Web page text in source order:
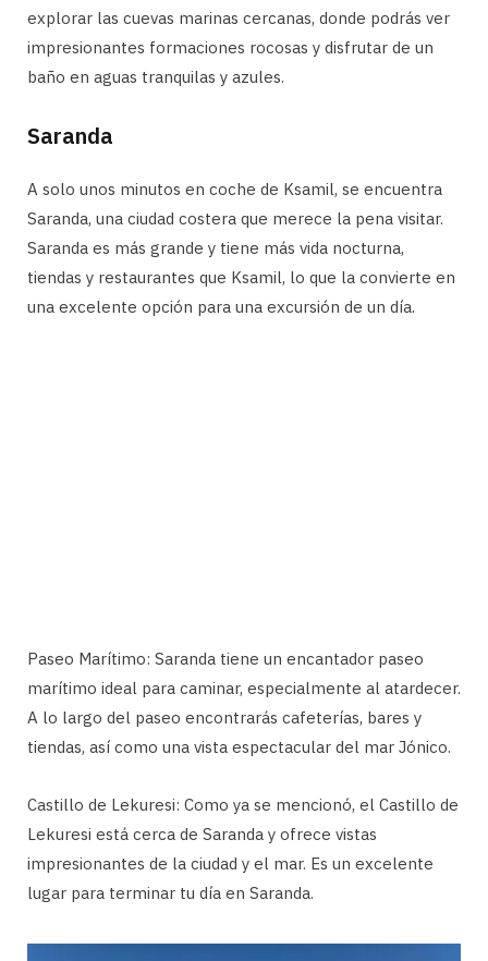
explorar las cuevas marinas cercanas, donde podrás ver
impresionantes formaciones rocosas y disfrutar de un
baño en aguas tranquilas y azules.
Saranda
A solo unos minutos en coche de Ksamil, se encuentra
Saranda, una ciudad costera que merece la pena visitar.
Saranda es más grande y tiene más vida nocturna,
tiendas y restaurantes que Ksamil, lo que la convierte en
una excelente opción para una excursión de un día.
Paseo Marítimo: Saranda tiene un encantador paseo
marítimo ideal para caminar, especialmente al atardecer.
A lo largo del paseo encontrarás cafeterías, bares y
tiendas, así como una vista espectacular del mar Jónico.
Castillo de Lekuresi: Como ya se mencionó, el Castillo de
Lekuresi está cerca de Saranda y ofrece vistas
impresionantes de la ciudad y el mar. Es un excelente
lugar para terminar tu día en Saranda.